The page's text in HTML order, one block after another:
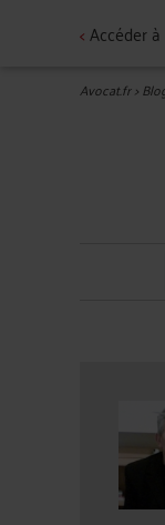
<Accéder
Avocat.fr>